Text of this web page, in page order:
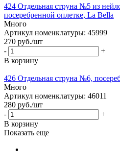
424 Отдельная струна №5 из
посеребренной оплетке, La Bella
Много
Артикул номенклатуры: 45999
270 руб./шт
-
+
В корзину
426 Отдельная струна №6,
Много
Артикул номенклатуры: 46011
280 руб./шт
-
+
В корзину
Показать еще